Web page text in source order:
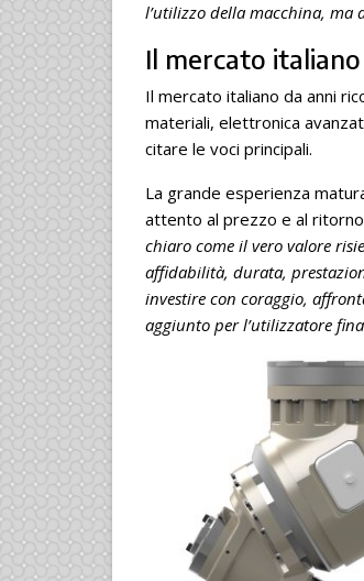
l’utilizzo della macchina, ma
Il mercato italiano
Il mercato italiano da anni
materiali, elettronica
citare le voci principali.
La grande esperienza
attento al prezzo e al
chiaro come il vero valore
affidabilità, durata,
investire con coraggio,
aggiunto per l’utilizzatore